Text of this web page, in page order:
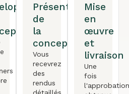
Présentation
de
la
conception
Vous
recevrez
des
rendus
détaillés
Mise
en
œuvre
et
livraison
Une
fois
l'approbation